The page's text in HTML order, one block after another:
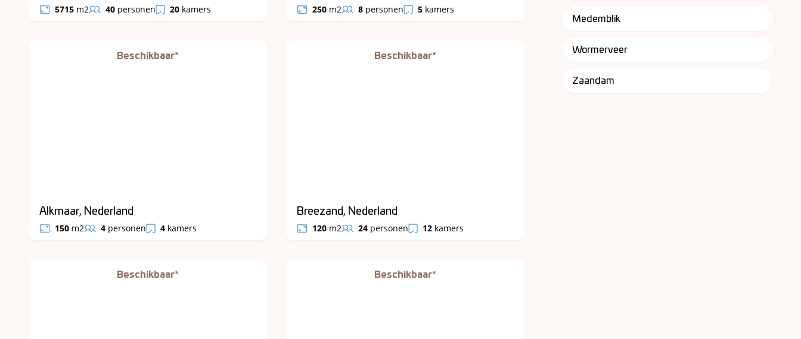
5715 m2 40 personen 20 kamers 250 m2 8 personen 5 kamers
Beschikbaar*
Alkmaar, Nederland
150 m2 4 personen 4 kamers
Beschikbaar*
Breezand, Nederland
120 m2 24 personen 12 kamers
Beschikbaar* Beschikbaar*
Medemblik
Wormerveer
Zaandam